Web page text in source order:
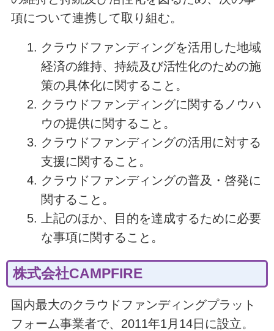
項について連携して取り組む。
クラウドファンディングを活用した地域
経済の維持、持続及び活性化のための施
策の具体化に関すること。
クラウドファンディングに関するノウハ
ウの提供に関すること。
クラウドファンディングの活用に対する
支援に関すること。
クラウドファンディングの普及・啓発に
関すること。
上記のほか、目的を達成するために必要
な事項に関すること。
株式会社CAMPFIRE
国内最大のクラウドファンディングプラット
フォーム事業者で、2011年1月14日に設立。